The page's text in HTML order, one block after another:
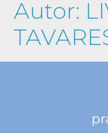
Autor: